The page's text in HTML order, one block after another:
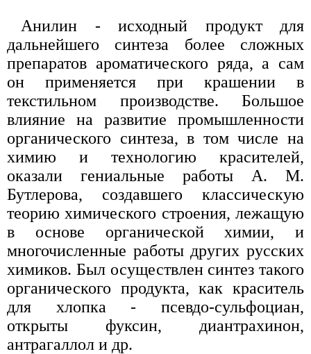
Анилин - исходный продукт для
дальнейшего синтеза более сложных
препаратов ароматического ряда, а сам
он применяется при крашении в
текстильном производстве. Большое
влияние на развитие промышленности
органического синтеза, в том числе на
химию и технологию красителей,
оказали гениальные работы А. М.
Бутлерова, создавшего классическую
теорию химического строения, лежащую
в основе органической химии, и
многочисленные работы других русских
химиков. Был осуществлен синтез такого
органического продукта, как краситель
для хлопка - псевдо-сульфоциан,
открыты фуксин, диантрахинон,
антрагаллол и др.